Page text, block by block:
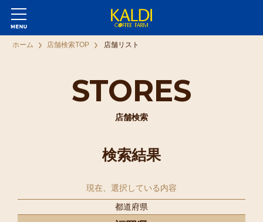
STORES
店舗検索
ホーム 店舗検索TOP 店舗リスト
検索結果
現在、選択している内容
都道府県